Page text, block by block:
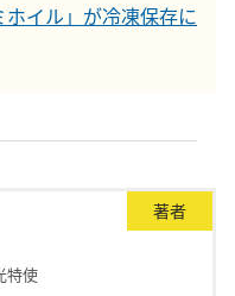
イル」が冷凍保存に
著者
特使